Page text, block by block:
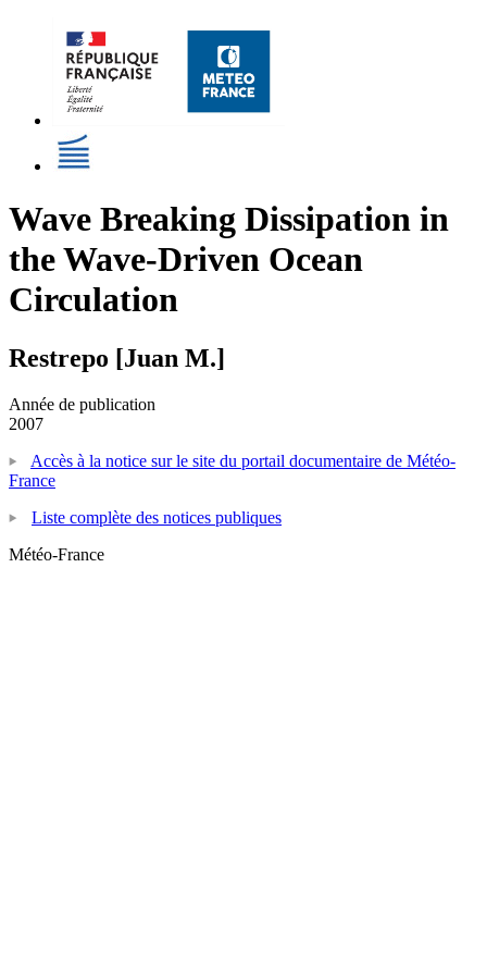
Wave Breaking Dissipation in
the Wave-Driven Ocean
Circulation
Restrepo [Juan M.]
Année de publication
2007
Accès à la notice sur le site du portail documentaire de Météo-
France
Liste complète des notices publiques
Météo-France